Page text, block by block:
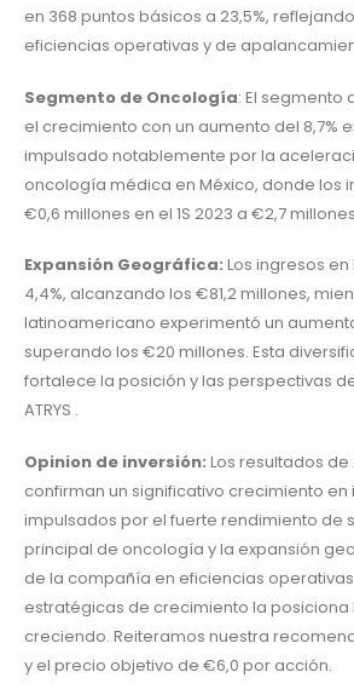
en 368 puntos básicos a 23,5%,
eficiencias operativas y de
Segmento de Oncología: El
el crecimiento con un aumento del 8,7%
impulsado notablemente por la
oncología médica en México, donde los
€0,6 millones en el 1S 2023 a €2,7
Expansión Geográfica: Los ingresos
4,4%, alcanzando los €81,2 millones,
latinoamericano experimentó un
superando los €20 millones. Esta
fortalece la posición y las perspectivas
ATRYS .
Opinion de inversión: Los resultados de
confirman un significativo crecimiento en
impulsados por el fuerte rendimiento de
principal de oncología y la expansión
de la compañía en eficiencias
estratégicas de crecimiento la
creciendo. Reiteramos nuestra
y el precio objetivo de €6,0 por acción.